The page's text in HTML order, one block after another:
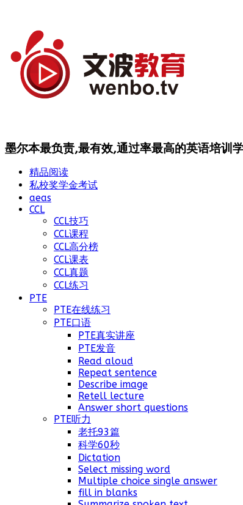
墨尔本最负责,最有效,通过率最高的英语培训
精品阅读
私校奖学金考试
aeas
CCL
CCL技巧
CCL课程
CCL高分榜
CCL课表
CCL真题
CCL练习
PTE
PTE在线练习
PTE口语
PTE真实讲座
PTE发音
Read aloud
Repeat sentence
Describe image
Retell lecture
Answer short questions
PTE听力
老托93篇
科学60秒
Dictation
Select missing word
Multiple choice single answer
fill in blanks